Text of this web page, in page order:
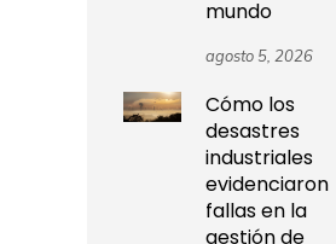
mundo
agosto 5, 2026
Cómo los
desastres
industriales
evidenciaron
fallas en la
gestión de